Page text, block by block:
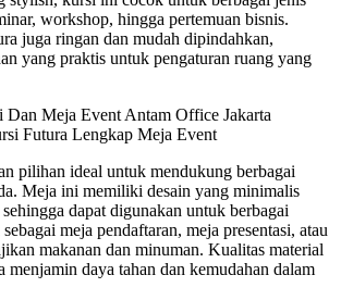
workshop, hingga pertemuan bisnis.
juga ringan dan mudah dipindahkan,
yang praktis untuk pengaturan ruang yang
Futura Lengkap Meja Event
pilihan ideal untuk mendukung berbagai
Meja ini memiliki desain yang minimalis
dapat digunakan untuk berbagai
meja pendaftaran, meja presentasi, atau
makanan dan minuman. Kualitas material
menjamin daya tahan dan kemudahan dalam